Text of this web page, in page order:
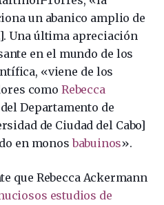
un abanico amplio de
Una última apreciación
en el mundo de los
«viene de los
comoRebecca
Departamento de
de Ciudad del Cabo]
en monosbabuinos».
que Rebecca Ackermann
estudios de